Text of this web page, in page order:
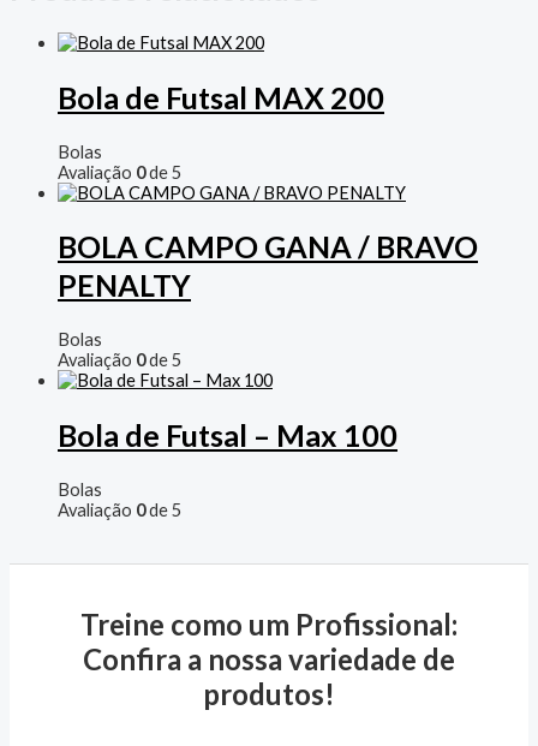
Bola de Futsal MAX 200
Bolas
Avaliação 0de 5
BOLA CAMPO GANA / BRAVO
PENALTY
Bolas
Avaliação 0de 5
Bola de Futsal – Max 100
Bolas
Avaliação 0de 5
Treine como um Profissional:
Confira a nossa variedade de
produtos!